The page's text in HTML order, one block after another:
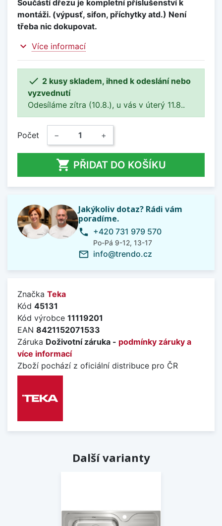
Součástí dřezu je kompletní příslušenství k
montáži. (výpusť, sifon, příchytky atd.) Není
třeba nic dokupovat.
expand_more Více informací
 2 kusy skladem, ihned k odeslání nebo
vyzvednutí
Odesíláme zítra (10.8.), u vás v úterý 11.8..
Počet − +
 PŘIDAT DO KOŠÍKU
Jakýkoliv dotaz? Rádi vám
poradíme.
phone +420 731 979 570
Po-Pá 9-12, 13-17
mail_outline info@trendo.cz
Značka Teka
Kód 45131
Kód výrobce 11119201
EAN 8421152071533
Záruka Doživotní záruka - podmínky záruky a
více informací
Zboží pochází z oficiální distribuce pro ČR
Další varianty